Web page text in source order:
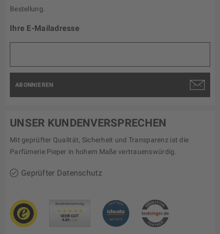
Bestellung.
Ihre E-Mailadresse
ABONNIEREN
UNSER KUNDENVERSPRECHEN
Mit geprüfter Qualität, Sicherheit und Transparenz ist die
Parfümerie Pieper in hohem Maße vertrauenswürdig.
Geprüfter Datenschutz